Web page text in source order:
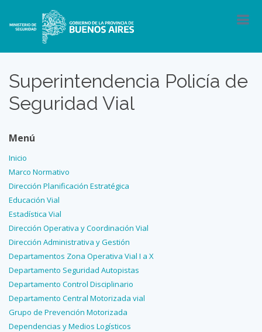
Superintendencia Policía de
Seguridad Vial
Menú
Inicio
Marco Normativo
Dirección Planificación Estratégica
Educación Vial
Estadística Vial
Dirección Operativa y Coordinación Vial
Dirección Administrativa y Gestión
Departamentos Zona Operativa Vial I a X
Departamento Seguridad Autopistas
Departamento Control Disciplinario
Departamento Central Motorizada vial
Grupo de Prevención Motorizada
Dependencias y Medios Logísticos